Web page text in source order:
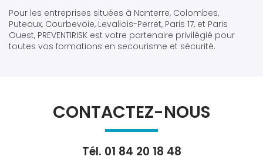
Pour les entreprises situées à Nanterre, Colombes,
Puteaux, Courbevoie, Levallois-Perret, Paris 17, et Paris
Ouest, PREVENTIRISK est votre partenaire privilégié pour
toutes vos formations en secourisme et sécurité.
CONTACTEZ-NOUS
Tél. 01 84 20 18 48